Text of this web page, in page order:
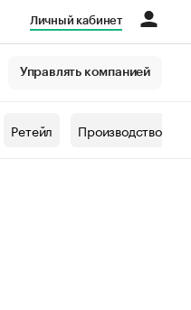
Личный кабинет
Управлять компанией
Ретейл Производство